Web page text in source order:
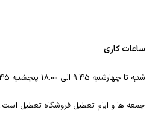
ساعات کاری
شنبه تا چهارشنبه 9:45 الی 18:00 پنجشنبه 9:45 الی 16
جمعه ها و ایام تعطیل فروشگاه تعطیل است.